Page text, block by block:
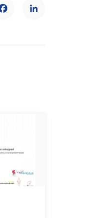
FacebookLinkedIn